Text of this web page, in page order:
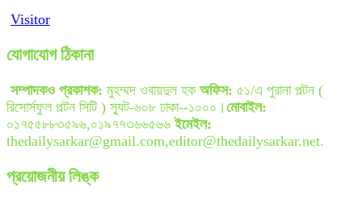
Visitor
যোগাযোগ ঠিকানা
সম্পাদকও প্রকাশক: মুহম্মদ ওবায়দুল হক অফিস: ৫১/এ পুরানা পল্টন (
রিসোর্সফুল পল্টন সিটি ) স্যুট-৬০৮ ঢাকা--১০০০। মোবাইল:
০১৭৫৫৮৮৩৫৯৬,০১৯৭৭৩৬৬৫৬৬ ইমেইল:
thedailysarkar@gmail.com,editor@thedailysarkar.net.
প্রয়োজনীয় লিঙ্ক